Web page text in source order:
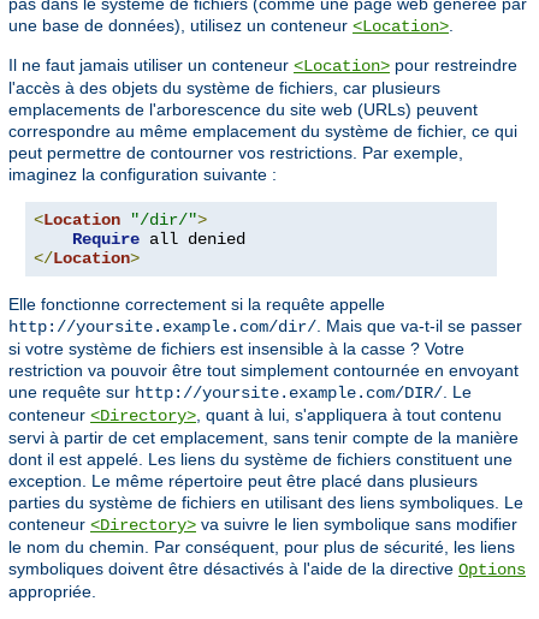
pas dans le système de fichiers (comme une page web générée par
une base de données), utilisez un conteneur <Location>.
Il ne faut jamais utiliser un conteneur <Location> pour restreindre
l'accès à des objets du système de fichiers, car plusieurs
emplacements de l'arborescence du site web (URLs) peuvent
correspondre au même emplacement du système de fichier, ce qui
peut permettre de contourner vos restrictions. Par exemple,
imaginez la configuration suivante :
<Location "/dir/">
Require
</Location>
Elle fonctionne correctement si la requête appelle
http://yoursite.example.com/dir/. Mais que va-t-il se passer
si votre système de fichiers est insensible à la casse ? Votre
restriction va pouvoir être tout simplement contournée en envoyant
une requête sur http://yoursite.example.com/DIR/. Le
conteneur <Directory>, quant à lui, s'appliquera à tout contenu
servi à partir de cet emplacement, sans tenir compte de la manière
dont il est appelé. Les liens du système de fichiers constituent une
exception. Le même répertoire peut être placé dans plusieurs
parties du système de fichiers en utilisant des liens symboliques. Le
conteneur <Directory> va suivre le lien symbolique sans modifier
le nom du chemin. Par conséquent, pour plus de sécurité, les liens
symboliques doivent être désactivés à l'aide de la directive Options
appropriée.